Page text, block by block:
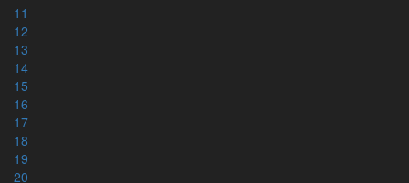
11
12
13
14
15
16
17
18
19
20
Lista på personer
Tidslinje
Familjeträd
Grundtexten
Interlinjär version
Grekiskt/Svenskt lexikon